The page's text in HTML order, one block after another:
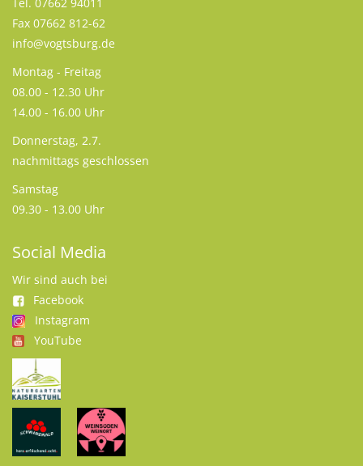
Fax 07662 812-62
info@vogtsburg.de
Montag - Freitag
08.00 - 12.30 Uhr
14.00 - 16.00 Uhr
Donnerstag, 2.7.
nachmittags geschlossen
Samstag
09.30 - 13.00 Uhr
Social Media
Wir sind auch bei
Facebook
Instagram
YouTube